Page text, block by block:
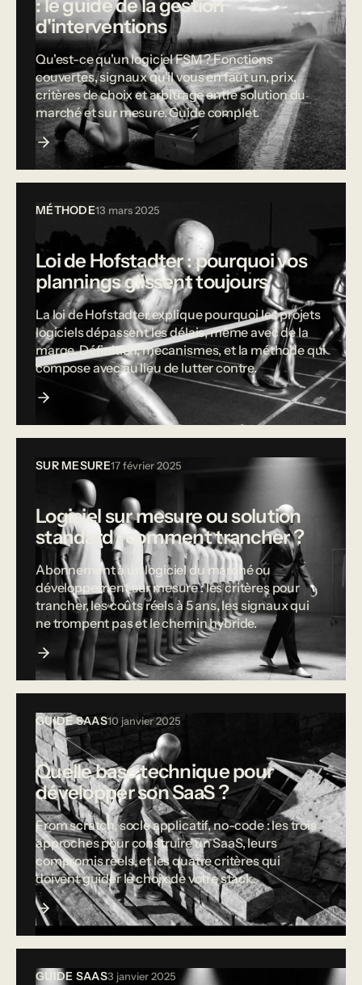
: le guide de la gestion
d'interventions
Qu'est-ce qu'un logiciel FSM ? Fonctions
couvertes, signaux qu'il vous en faut un, prix,
critères de choix et arbitrage entre solution du
marché et sur mesure. Guide complet.
MÉTHODE13 mars 2025
Loi de Hofstadter : pourquoi vos
plannings glissent toujours
La loi de Hofstadter explique pourquoi les projets
logiciels dépassent les délais, même avec de la
marge. Définition, mécanismes, et la méthode qui
compose avec au lieu de lutter contre.
SUR MESURE17 février 2025
Logiciel sur mesure ou solution
standard : comment trancher ?
Abonnement à un logiciel du marché ou
développement sur mesure : les critères pour
trancher, les coûts réels à 5 ans, les signaux qui
ne trompent pas et le chemin hybride.
GUIDE SAAS10 janvier 2025
Quelle base technique pour
développer son SaaS ?
From scratch, socle applicatif, no-code : les trois
approches pour construire un SaaS, leurs
compromis réels, et les quatre critères qui
doivent guider le choix de votre stack.
GUIDE SAAS3 janvier 2025